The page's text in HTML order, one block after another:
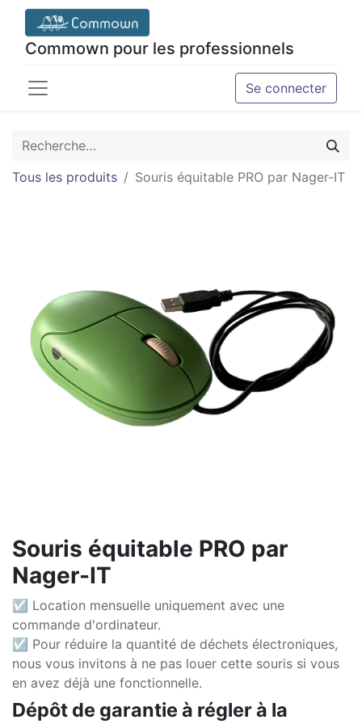
Commown pour les professionnels
Se connecter
Tous les produits Souris équitable PRO par Nager-IT
Souris équitable PRO par
Nager-IT
☑ Location mensuelle uniquement avec une
commande d'ordinateur.
☑ Pour réduire la quantité de déchets électroniques,
nous vous invitons à ne pas louer cette souris si vous
en avez déjà une fonctionnelle.
Dépôt de garantie à régler à la